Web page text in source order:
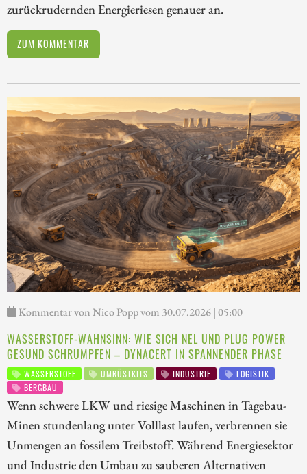
zurückrudernden Energieriesen genauer an.
ZUM KOMMENTAR
Kommentar von Nico Popp vom 30.07.2026 | 05:00
WASSERSTOFF-WAHNSINN: WIE SICH NEL UND PLUG POWER
GESUND SCHRUMPFEN – DYNACERT IN SPANNENDER PHASE
WASSERSTOFF UMRÜSTKITS INDUSTRIE
LOGISTIK
BERGBAU
Wenn schwere LKW und riesige Maschinen in Tagebau-
Minen stundenlang unter Volllast laufen, verbrennen sie
Unmengen an fossilem Treibstoff. Während Energiesektor
und Industrie den Umbau zu sauberen Alternativen